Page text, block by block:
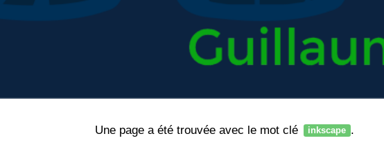
Une page a été trouvée avec le mot clé inkscape .